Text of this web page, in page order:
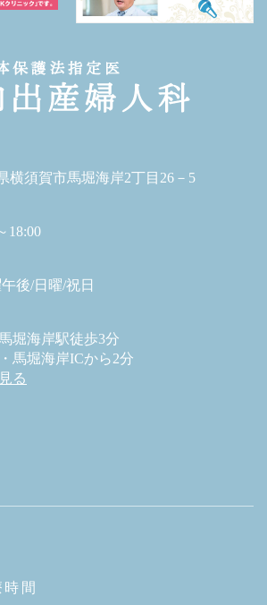
横須賀市馬堀海岸2丁目26－5
18:00
後/日曜/祝日
堀海岸駅徒歩3分
馬堀海岸ICから2分
る
間